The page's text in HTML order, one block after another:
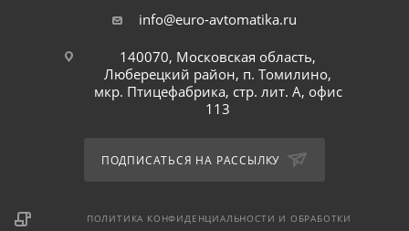
info@euro-avtomatika.ru
140070, Московская область,
Люберецкий район, п. Томилино,
мкр. Птицефабрика, стр. лит. А, офис
113
ПОДПИСАТЬСЯ НА РАССЫЛКУ
ПОЛИТИКА КОНФИДЕНЦИАЛЬНОСТИ И ОБРАБОТКИ